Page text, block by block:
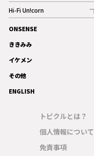
記事
Hi-Fi Un!corn
記事
ギャラリー
ONSENSE
ききみみ
イケメン
その他
ENGLISH
トピクルとは？
個人情報について
免責事項